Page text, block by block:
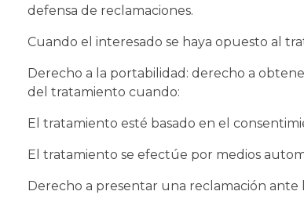
defensa de reclamaciones.
Cuando el interesado se haya opuesto al
Derecho a la portabilidad: derecho a
del tratamiento cuando:
El tratamiento esté basado en el
El tratamiento se efectúe por medios
Derecho a presentar una reclamación